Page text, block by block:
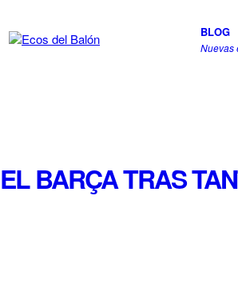
BLOG
Nuevas
EL BARÇA TRAS